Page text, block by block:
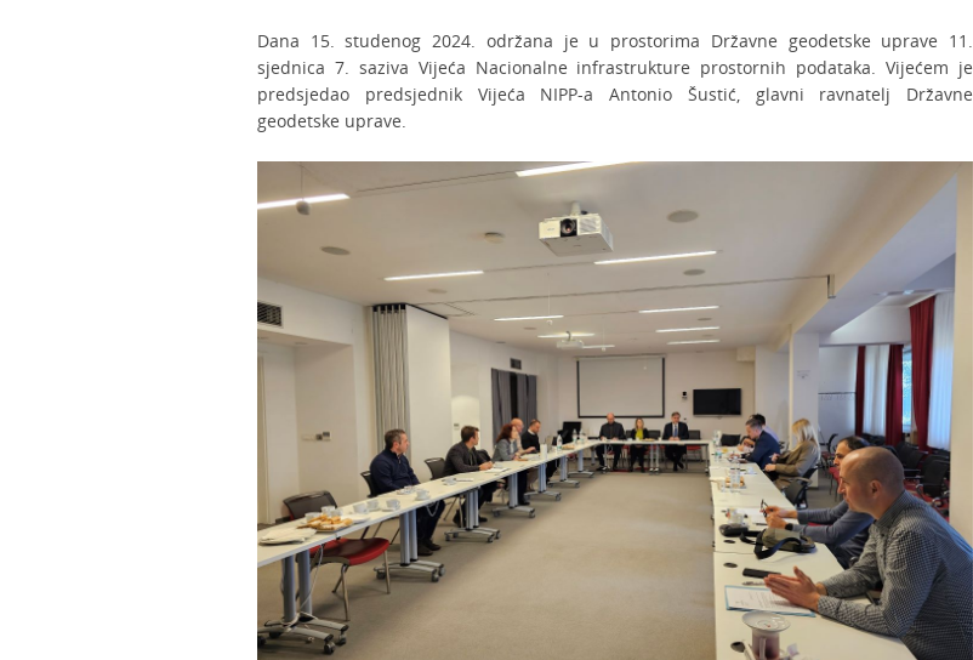
Dana 15. studenog 2024. održana je u prostorima Državne geodetske uprave 11.
sjednica 7. saziva Vijeća Nacionalne infrastrukture prostornih podataka. Vijećem je
predsjedao predsjednik Vijeća NIPP-a Antonio Šustić, glavni ravnatelj Državne
geodetske uprave.